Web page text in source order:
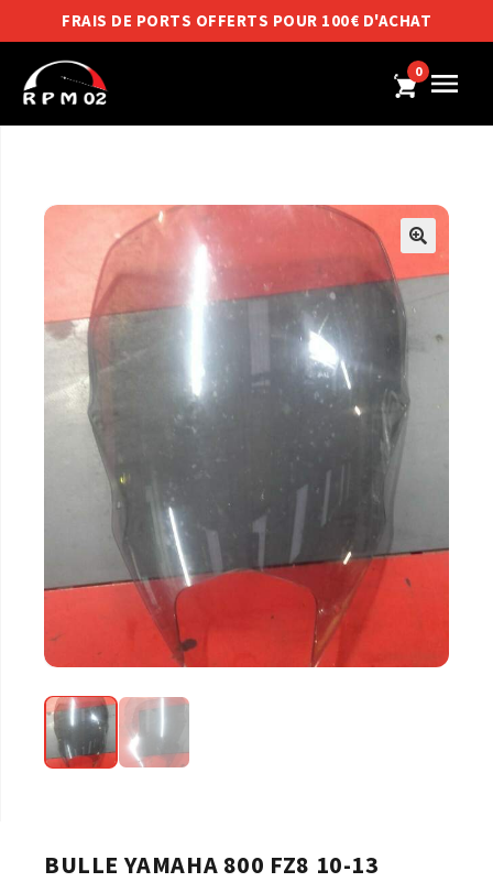
FRAIS DE PORTS OFFERTS POUR 100€ D'ACHAT
0
BULLE YAMAHA 800 FZ8 10-13